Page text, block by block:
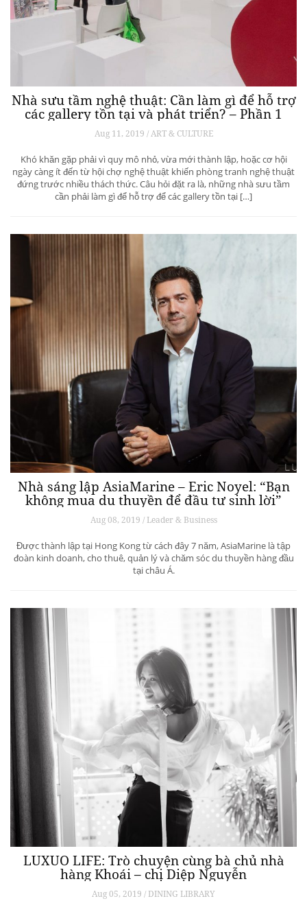
Nhà sưu tầm nghệ thuật: Cần làm gì để hỗ trợ
các gallery tồn tại và phát triển? – Phần 1
Aug 11, 2019 / ART & CULTURE
Khó khăn gặp phải vì quy mô nhỏ, vừa mới thành lập, hoặc cơ hội
ngày càng ít đến từ hội chợ nghệ thuật khiến phòng tranh nghệ thuật
đứng trước nhiều thách thức. Câu hỏi đặt ra là, những nhà sưu tầm
cần phải làm gì để hỗ trợ để các gallery tồn tại […]
Nhà sáng lập AsiaMarine – Eric Noyel: “Bạn
không mua du thuyền để đầu tư sinh lời”
Aug 08, 2019 / Leader & Business
Được thành lập tại Hong Kong từ cách đây 7 năm, AsiaMarine là tập
đoàn kinh doanh, cho thuê, quản lý và chăm sóc du thuyền hàng đầu
tại châu Á.
LUXUO LIFE: Trò chuyện cùng bà chủ nhà
hàng Khoái – chị Diệp Nguyễn
Aug 05, 2019 / DINING LIBRARY